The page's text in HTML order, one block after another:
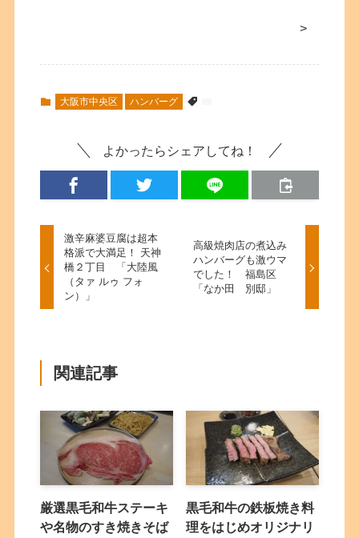
>
大阪市中央区 ハンバーグ
よかったらシェアしてね！
激辛麻婆豆腐は超本
格派で大満足！ 天神
橋２丁目 「大陸風
（タァ ルゥ フォ
ン）」
高級焼肉店の煮込み
ハンバーグも激ウマ
でした！ 福島区
「なか田 別邸」
関連記事
厳選黒毛和牛ステーキ
や名物のすき焼きそば
黒毛和牛の鉄板焼き料
理をはじめオリジナリ